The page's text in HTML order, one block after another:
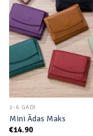
2-6 GADI
Mini Ādas Maks
€14.90